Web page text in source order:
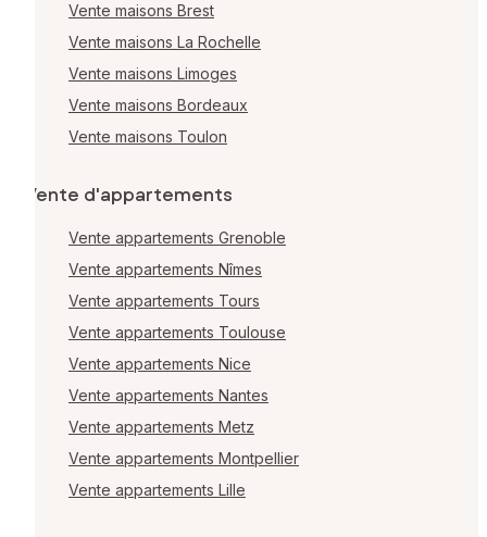
Vente maisons Brest
Vente maisons La Rochelle
Vente maisons Limoges
Vente maisons Bordeaux
Vente maisons Toulon
Vente d'appartements
Vente appartements Grenoble
Vente appartements Nîmes
Vente appartements Tours
Vente appartements Toulouse
Vente appartements Nice
Vente appartements Nantes
Vente appartements Metz
Vente appartements Montpellier
Vente appartements Lille